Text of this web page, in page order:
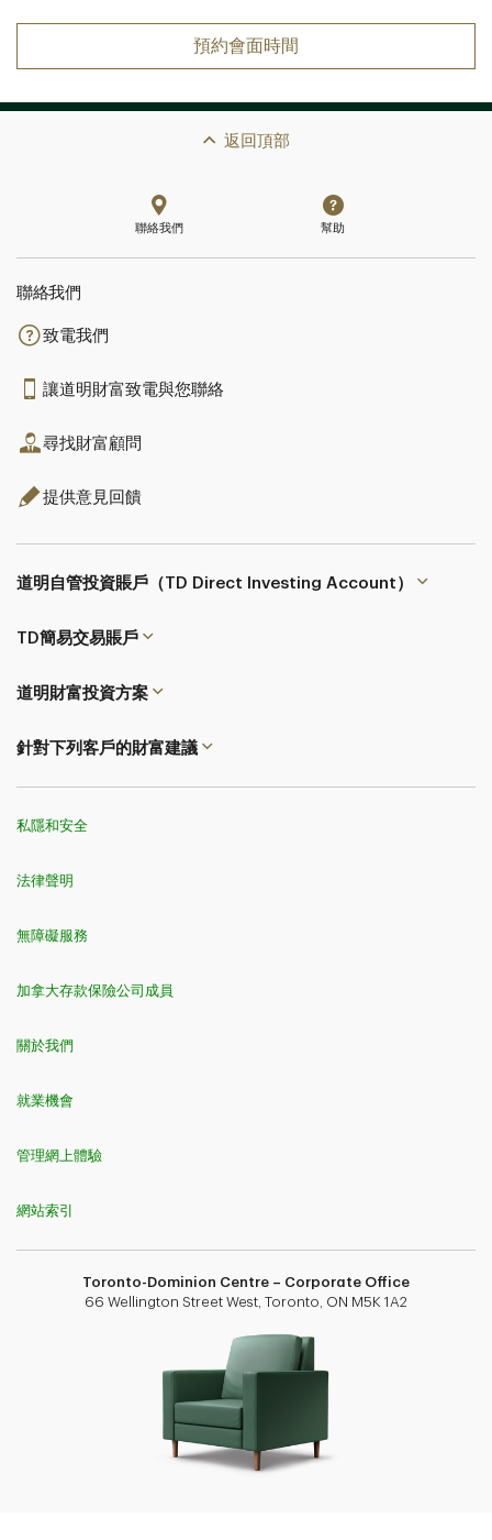
預約會面時間
返回頂部
聯絡我們 幫助
聯絡我們
致電我們
讓道明財富致電與您聯絡
尋找財富顧問
提供意見回饋
道明自管投資賬戶（TD Direct Investing Account）
TD簡易交易賬戶
道明財富投資方案
針對下列客戶的財富建議
私隱和安全
法律聲明
無障礙服務
加拿大存款保險公司成員
關於我們
就業機會
管理網上體驗
網站索引
Toronto-Dominion Centre – Corporate Office
66 Wellington Street West, Toronto, ON M5K 1A2